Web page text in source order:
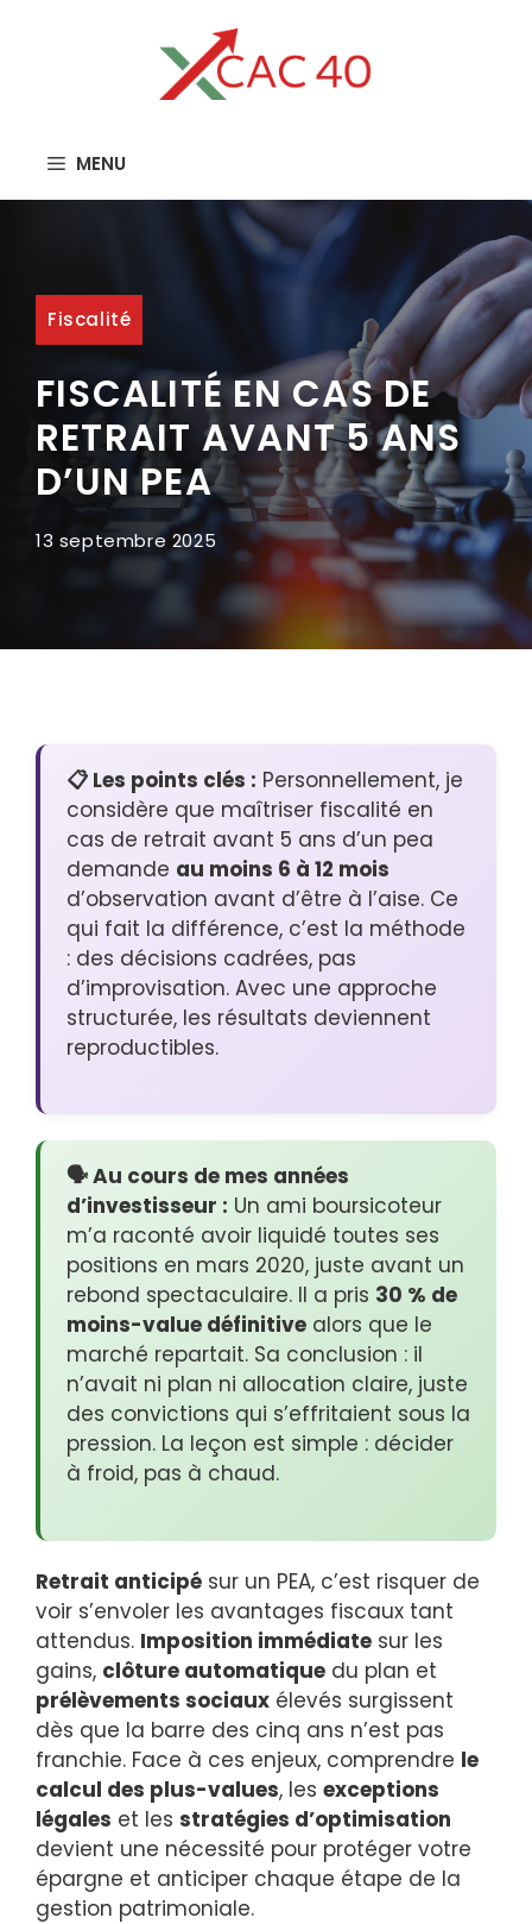
MENU
Fiscalité
FISCALITÉ EN CAS DE
RETRAIT AVANT 5 ANS
D’UN PEA
13 septembre 2025
📋 Les points clés : Personnellement, je
considère que maîtriser fiscalité en
cas de retrait avant 5 ans d’un pea
demande au moins 6 à 12 mois
d’observation avant d’être à l’aise. Ce
qui fait la différence, c’est la méthode
: des décisions cadrées, pas
d’improvisation. Avec une approche
structurée, les résultats deviennent
reproductibles.
🗣️ Au cours de mes années
d’investisseur : Un ami boursicoteur
m’a raconté avoir liquidé toutes ses
positions en mars 2020, juste avant un
rebond spectaculaire. Il a pris 30 % de
moins-value définitive alors que le
marché repartait. Sa conclusion : il
n’avait ni plan ni allocation claire, juste
des convictions qui s’effritaient sous la
pression. La leçon est simple : décider
à froid, pas à chaud.
Retrait anticipé sur un PEA, c’est risquer de
voir s’envoler les avantages fiscaux tant
attendus. Imposition immédiate sur les
gains, clôture automatique du plan et
prélèvements sociaux élevés surgissent
dès que la barre des cinq ans n’est pas
franchie. Face à ces enjeux, comprendre le
calcul des plus-values, les exceptions
légales et les stratégies d’optimisation
devient une nécessité pour protéger votre
épargne et anticiper chaque étape de la
gestion patrimoniale.